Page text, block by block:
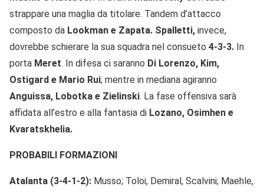
strappare una maglia da titolare. Tandem d’attacco
composto da Lookman e Zapata. Spalletti, invece,
dovrebbe schierare la sua squadra nel consueto 4-3-3. In
porta Meret. In difesa ci saranno Di Lorenzo, Kim,
Ostigard e Mario Rui; mentre in mediana agiranno
Anguissa, Lobotka e Zielinski. La fase offensiva sarà
affidata all’estro e alla fantasia di Lozano, Osimhen e
Kvaratskhelia.
PROBABILI FORMAZIONI
Atalanta (3-4-1-2): Musso; Toloi, Demiral, Scalvini; Maehle,